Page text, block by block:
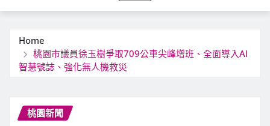
Home
桃園市議員徐玉樹爭取709公車尖峰增班、全面導入AI
智慧號誌、強化無人機救災
桃園新聞